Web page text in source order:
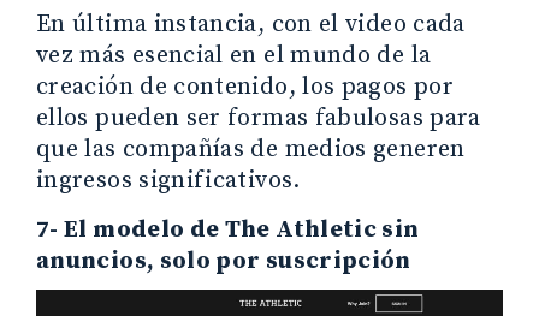
En última instancia, con el video cada
vez más esencial en el mundo de la
creación de contenido, los pagos por
ellos pueden ser formas fabulosas para
que las compañías de medios generen
ingresos significativos.
7- El modelo de The Athletic sin
anuncios, solo por suscripción